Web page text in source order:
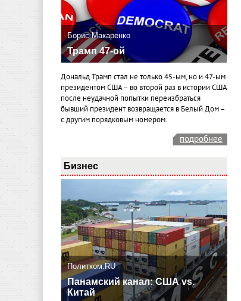
Борис Макаренко
Трамп 47-ой
Дональд Трамп стал не только 45-ым, но и 47-ым
президентом США – во второй раз в истории США
после неудачной попытки переизбраться
бывший президент возвращается в Белый Дом –
с другим порядковым номером.
подробнее
Бизнес
Политком.RU
Панамский канал: США vs.
Китай